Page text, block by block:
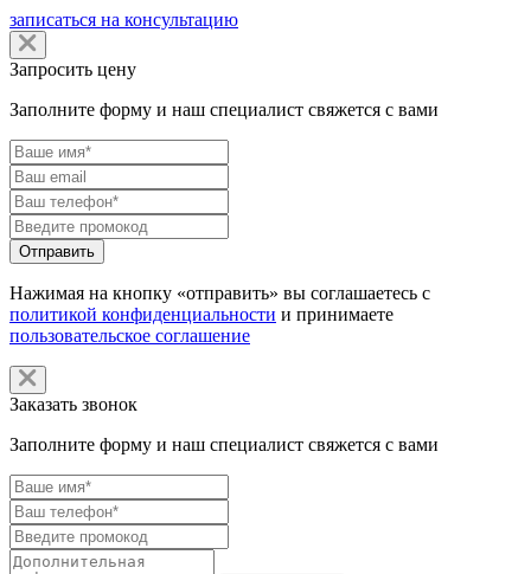
записаться на консультацию
Запросить цену
Заполните форму и наш специалист свяжется с вами
Нажимая на кнопку «отправить» вы соглашаетесь с
политикой конфиденциальности и принимаете
пользовательское соглашение
Заказать звонок
Заполните форму и наш специалист свяжется с вами